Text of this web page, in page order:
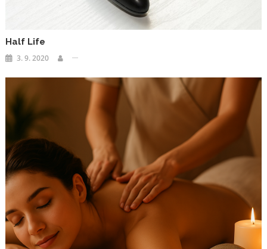
Half Life
3. 9. 2020